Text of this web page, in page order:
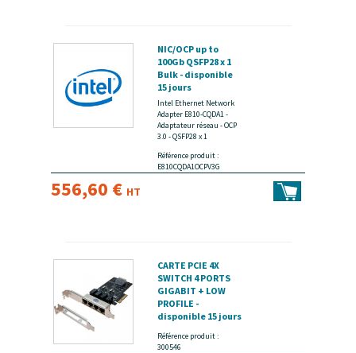
NIC/OCP up to
100Gb QSFP28 x 1
Bulk - disponible
15 jours
Intel Ethernet Network
Adapter E810-CQDA1 -
Adaptateur réseau - OCP
3.0 - QSFP28 x 1
Référence produit :
E810CQDA1OCPV3G
556,60 € HT
CARTE PCIE 4X
SWITCH 4 PORTS
GIGABIT + LOW
PROFILE -
disponible 15 jours
Référence produit :
300546